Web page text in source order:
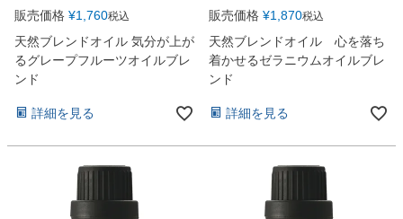
販売価格 ¥1,760税込
天然ブレンドオイル 気分が上が
るグレープフルーツオイルブレ
ンド
詳細を見る
販売価格 ¥1,870税込
天然ブレンドオイル 心を落ち
着かせるゼラニウムオイルブレ
ンド
詳細を見る